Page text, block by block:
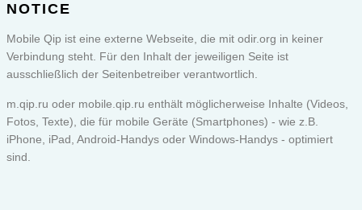
NOTICE
Mobile Qip ist eine externe Webseite, die mit odir.org in keiner
Verbindung steht. Für den Inhalt der jeweiligen Seite ist
ausschließlich der Seitenbetreiber verantwortlich.
m.qip.ru oder mobile.qip.ru enthält möglicherweise Inhalte (Videos,
Fotos, Texte), die für mobile Geräte (Smartphones) - wie z.B.
iPhone, iPad, Android-Handys oder Windows-Handys - optimiert
sind.